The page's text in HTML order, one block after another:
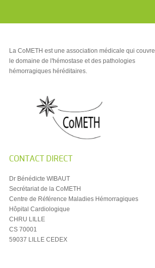
La CoMETH est une association médicale qui couvre
le domaine de l'hémostase et des pathologies
hémorragiques héréditaires.
CONTACT DIRECT
Dr Bénédicte WIBAUT
Secrétariat de la CoMETH
Centre de Référence Maladies Hémorragiques
Hôpital Cardiologique
CHRU LILLE
CS 70001
59037 LILLE CEDEX